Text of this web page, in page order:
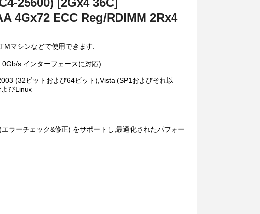
25600) [2Gx4 36C]
4Gx72 ECC Reg/RDIMM 2Rx4
マシンなどで使用できます.
s インターフェースに対応)
(32ビットおよび64ビット),Vista (SP1およびそれ以
よびLinux
ラーチェック&修正) をサポートし,最適化されたパフォー